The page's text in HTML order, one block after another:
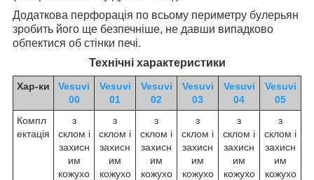
Додаткова перфорація по всьому периметру булерьян
зробить його ще безпечніше, не давши випадково
обпектися об стінки печі.
Технічні характеристики
Хар-ки
Vesuvi
00
Vesuvi
01
Vesuvi
02
Vesuvi
03
Vesuvi
04
Vesuvi
05
Компл
ектація
з
склом і
захисн
им
кожухо
з
склом і
захисн
им
кожухо
з
склом і
захисн
им
кожухо
з
склом і
захисн
им
кожухо
з
склом і
захисн
им
кожухо
з
склом і
захисн
им
кожухо